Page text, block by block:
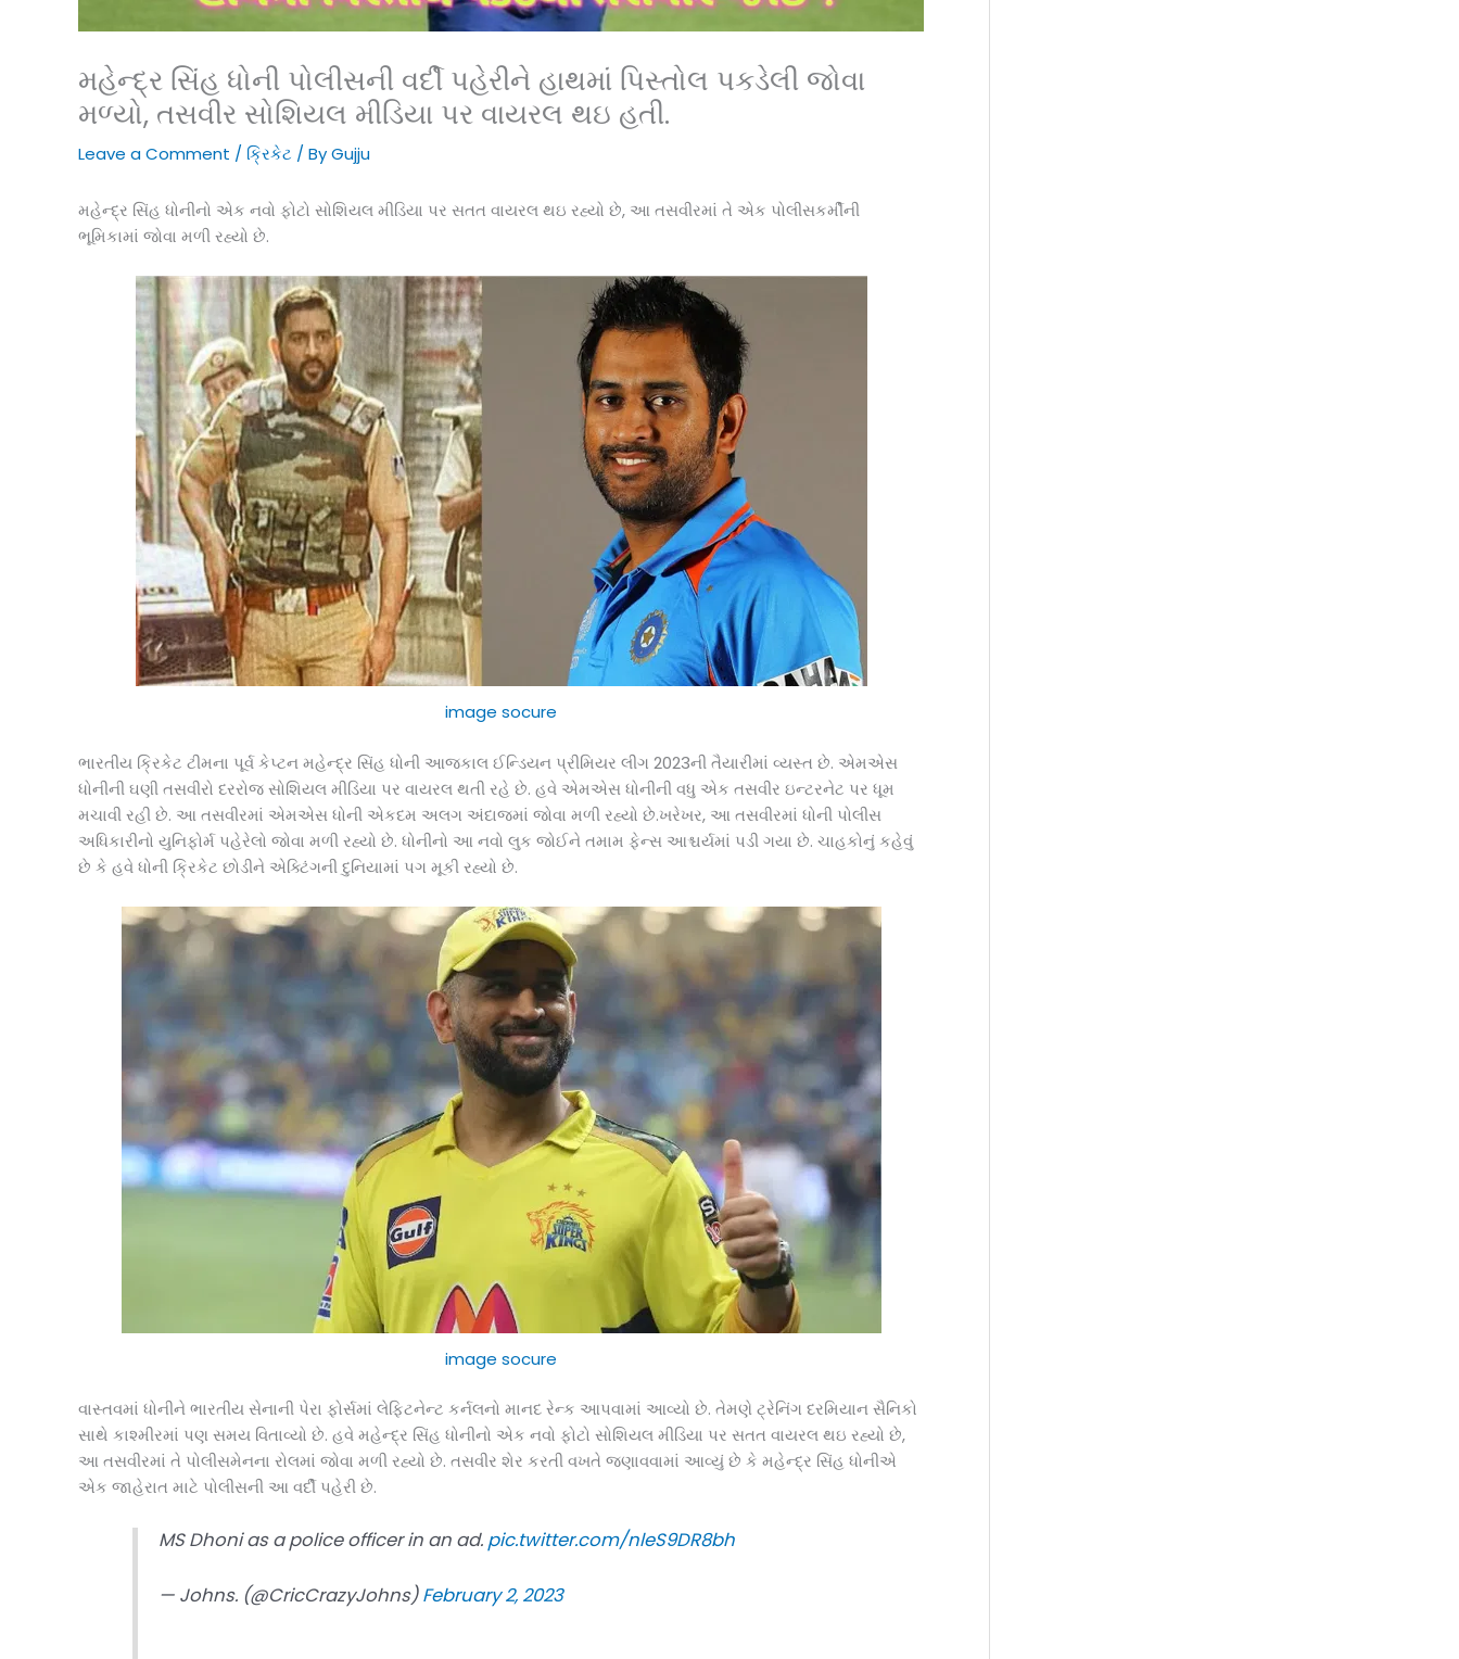
મહેન્દ્ર સિંહ ધોની પોલીસની વર્દી પહેરીને હાથમાં પિસ્તોલ પકડેલી જોવા
મળ્યો, તસવીર સોશિયલ મીડિયા પર વાયરલ થઇ હતી.
Leave a Comment / ક્રિકેટ / ByGujju
મહેન્દ્ર સિંહ ધોનીનો એક નવો ફોટો સોશિયલ મીડિયા પર સતત વાયરલ થઇ રહ્યો છે, આ તસવીરમાં તે એક પોલીસકર્મીની
ભૂમિકામાં જોવા મળી રહ્યો છે.
image socure
ભારતીય ક્રિકેટ ટીમના પૂર્વ કેપ્ટન મહેન્દ્ર સિંહ ધોની આજકાલ ઈન્ડિયન પ્રીમિયર લીગ 2023ની તૈયારીમાં વ્યસ્ત છે. એમએસ
ધોનીની ઘણી તસવીરો દરરોજ સોશિયલ મીડિયા પર વાયરલ થતી રહે છે. હવે એમએસ ધોનીની વધુ એક તસવીર ઇન્ટરનેટ પર ધૂમ
મચાવી રહી છે. આ તસવીરમાં એમએસ ધોની એકદમ અલગ અંદાજમાં જોવા મળી રહ્યો છે.ખરેખર, આ તસવીરમાં ધોની પોલીસ
અધિકારીનો યુનિફોર્મ પહેરેલો જોવા મળી રહ્યો છે. ધોનીનો આ નવો લુક જોઈને તમામ ફેન્સ આશ્ચર્યમાં પડી ગયા છે. ચાહકોનું કહેવું
છે કે હવે ધોની ક્રિકેટ છોડીને એક્ટિંગની દુનિયામાં પગ મૂકી રહ્યો છે.
image socure
વાસ્તવમાં ધોનીને ભારતીય સેનાની પેરા ફોર્સમાં લેફ્ટિનેન્ટ કર્નલનો માનદ રેન્ક આપવામાં આવ્યો છે. તેમણે ટ્રેનિંગ દરમિયાન સૈનિકો
સાથે કાશ્મીરમાં પણ સમય વિતાવ્યો છે. હવે મહેન્દ્ર સિંહ ધોનીનો એક નવો ફોટો સોશિયલ મીડિયા પર સતત વાયરલ થઇ રહ્યો છે,
આ તસવીરમાં તે પોલીસમેનના રોલમાં જોવા મળી રહ્યો છે. તસવીર શેર કરતી વખતે જણાવવામાં આવ્યું છે કે મહેન્દ્ર સિંહ ધોનીએ
એક જાહેરાત માટે પોલીસની આ વર્દી પહેરી છે.
MS Dhoni as a police officer in an ad. pic.twitter.com/nleS9DR8bh
— Johns. (@CricCrazyJohns)February 2, 2023